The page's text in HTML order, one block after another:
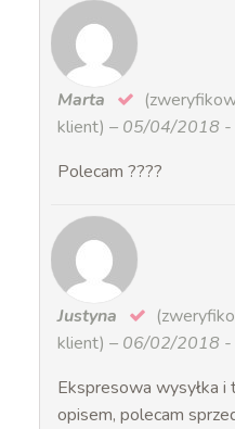
Marta
klient) – 05/04/2018 -
Polecam ????
Justyna
klient) – 06/02/2018 -
Ekspresowa wysyłka i
opisem, polecam